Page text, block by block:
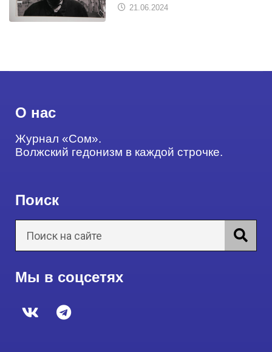
21.06.2024
О нас
Журнал «Сом».
Волжский гедонизм в каждой строчке.
Поиск
Мы в соцсетях